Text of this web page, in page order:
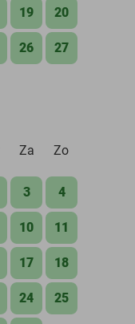
19 20
26 27
Za Zo
3 4
10 11
17 18
24 25